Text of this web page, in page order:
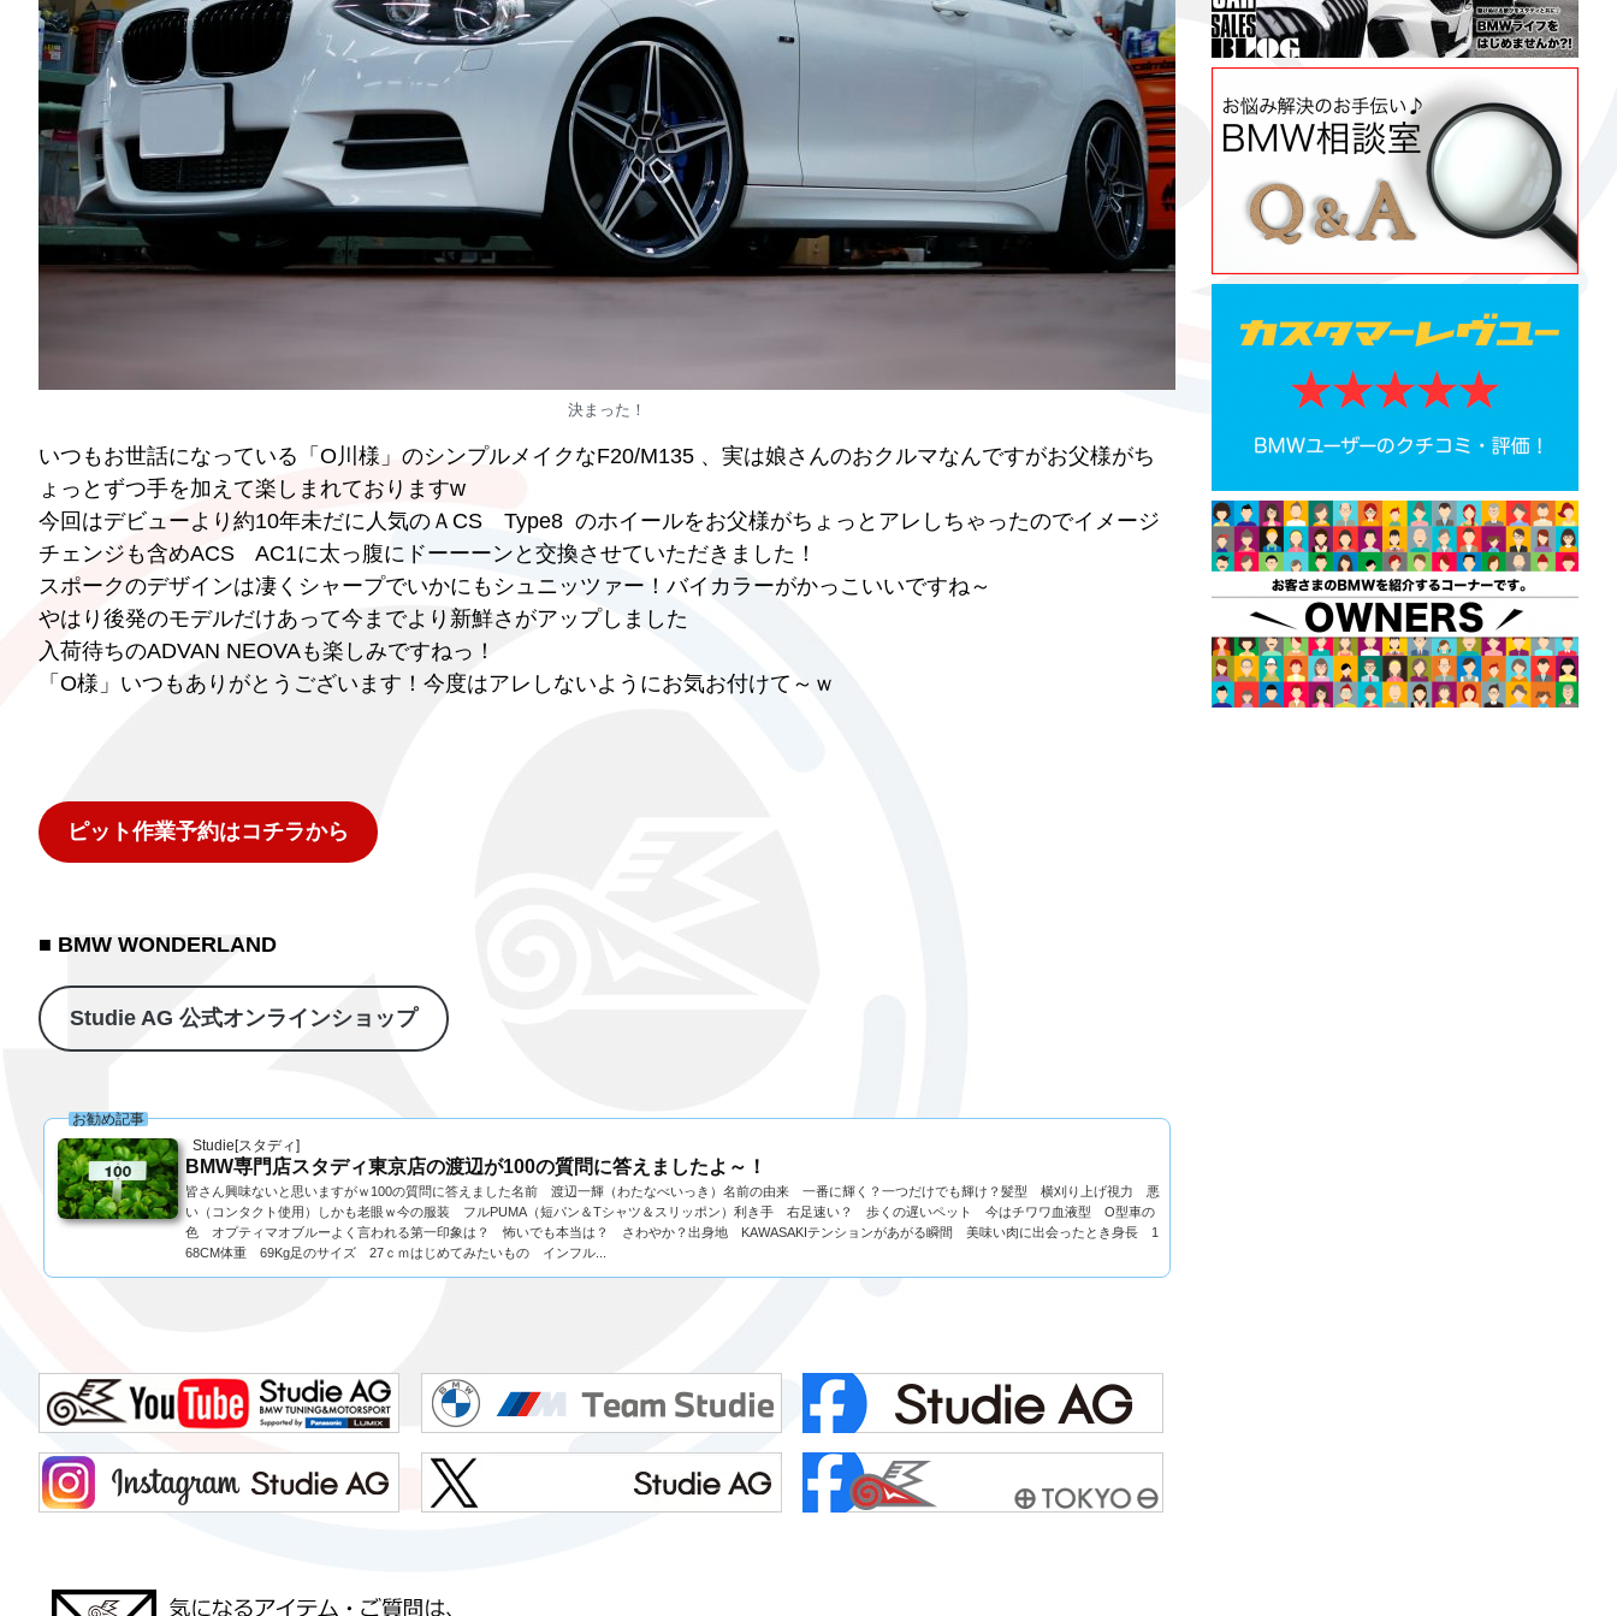
決まった！
いつもお世話になっている「O川様」のシンプルメイクなF20/M135 、実は娘さんのおクルマなんですがお父様がち
ょっとずつ手を加えて楽しまれておりますw
今回はデビューより約10年未だに人気のＡCS Type8 のホイールをお父様がちょっとアレしちゃったのでイメージ
チェンジも含めACS AC1に太っ腹にドーーーンと交換させていただきました！
スポークのデザインは凄くシャープでいかにもシュニッツァー！バイカラーがかっこいいですね～
やはり後発のモデルだけあって今までより新鮮さがアップしました
入荷待ちのADVAN NEOVAも楽しみですねっ！
「O様」いつもありがとうございます！今度はアレしないようにお気お付けて～ｗ
ピット作業予約はコチラから
■ BMW WONDERLAND
Studie AG 公式オンラインショップ
Studie[スタディ]
お勧め記事
BMW専門店スタディ東京店の渡辺が100の質問に答えましたよ～！
皆さん興味ないと思いますがｗ100の質問に答えました名前 渡辺一輝（わたなべいっき）名前の由来 一番に輝く？一つだけでも輝け？髪型 横刈り上げ視力 悪
い（コンタクト使用）しかも老眼ｗ今の服装 フルPUMA（短パン＆Tシャツ＆スリッポン）利き手 右足速い？ 歩くの遅いペット 今はチワワ血液型 O型車の
色 オプティマオブルーよく言われる第一印象は？ 怖いでも本当は？ さわやか？出身地 KAWASAKIテンションがあがる瞬間 美味い肉に出会ったとき身長 1
68CM体重 69Kg足のサイズ 27ｃｍはじめてみたいもの インフル...